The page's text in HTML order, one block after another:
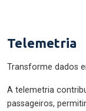
Telemetria
Transforme dados
A telemetria
passageiros,